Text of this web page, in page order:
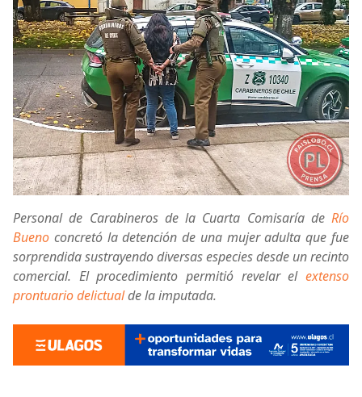
Personal de Carabineros de la Cuarta Comisaría de Río
Bueno concretó la detención de una mujer adulta que fue
sorprendida sustrayendo diversas especies desde un recinto
comercial. El procedimiento permitió revelar el extenso
prontuario delictualde la imputada.